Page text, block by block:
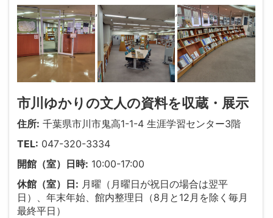
, ,
市川ゆかりの文人の資料を収蔵・展示
住所: 千葉県市川市鬼高1-1-4 生涯学習センター3階
TEL: 047-320-3334
開館（室）日時: 10:00-17:00
休館（室）日: 月曜（月曜日が祝日の場合は翌平
日）、年末年始、館内整理日（8月と12月を除く毎月
最終平日）